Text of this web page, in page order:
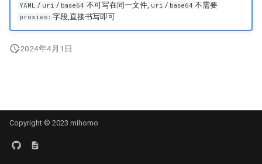
AnyTLS
Mieru
ShadowsocksR
Snell
Trojan
AnyTLS
YAML / uri / base64 不可写在同一文件, uri / base64 不需要
proxies: 字段,直接书写即可
2024年4月1日
Copyright © 2023 mihomo